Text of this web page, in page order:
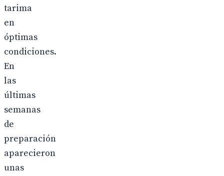
tarima
en
óptimas
condiciones.
En
las
últimas
semanas
de
preparación
aparecieron
unas